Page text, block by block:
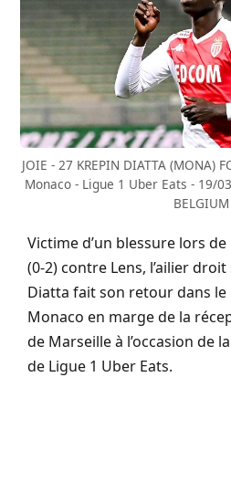
JOIE - 27 KREPIN DIATTA (MONA)
Monaco - Ligue 1 Uber Eats - 19/
Victime d’un blessure lors
(0-2) contre Lens, l’ailier
Diatta fait son retour dans le
Monaco en marge de la
de Marseille à l’occasion de
de Ligue 1 Uber Eats.